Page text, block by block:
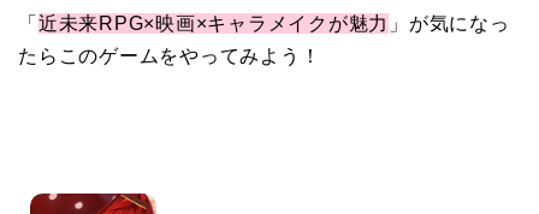
「 近未来RPG×映画×キャラメイクが魅力 」が気になっ
たらこのゲームをやってみよう！